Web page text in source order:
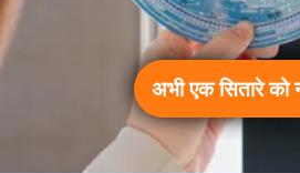
अभी एक सितारे को